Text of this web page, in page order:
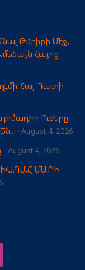
Թմբիրի Մէջ,
Հայոց
Հայ Դատի
Ուժերը
August 4, 2026
August 4, 2026
ՄԱՐԻ-